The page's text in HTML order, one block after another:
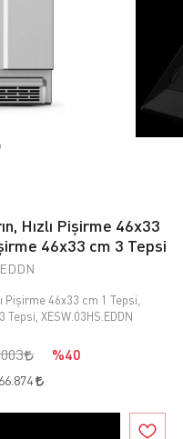
Hızlı Pişirme 46x33
46x33 cm 3 Tepsi
Pişirme 46x33 cm 1 Tepsi,
XESW.03HS.EDDN
%40